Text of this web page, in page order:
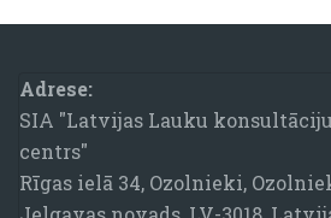
Bloki
Adrese:
SIA "Latvijas Lauku
centrs"
Rīgas ielā 34, Ozolnieki,